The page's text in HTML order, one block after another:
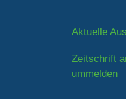
Aktuelle
Zeitschrift
ummelden